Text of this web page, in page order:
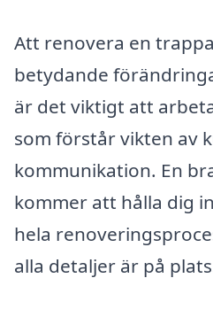
Att renovera en
betydande
är det viktigt att
som förstår vikten av
kommunikation. En
kommer att hålla dig
hela
alla detaljer är på